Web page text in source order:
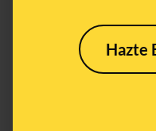
Hazte